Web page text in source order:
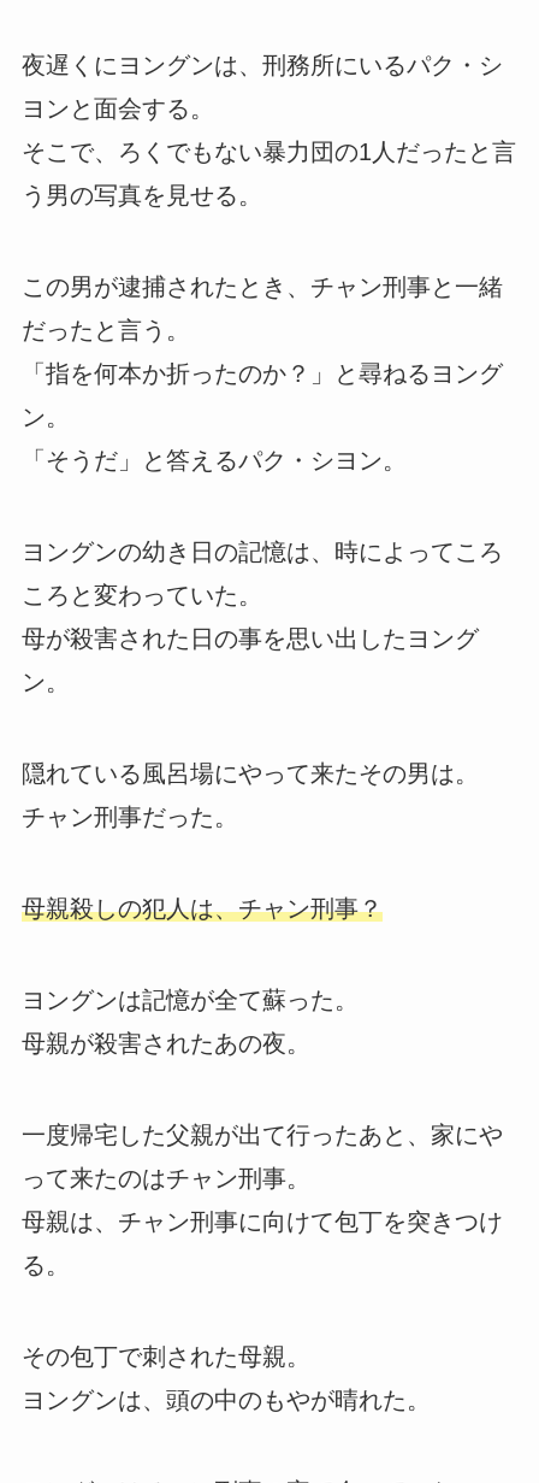
夜遅くにヨングンは、刑務所にいるパク・シ
ヨンと面会する。
そこで、ろくでもない暴力団の1人だったと言
う男の写真を見せる。
この男が逮捕されたとき、チャン刑事と一緒
だったと言う。
「指を何本か折ったのか？」と尋ねるヨング
ン。
「そうだ」と答えるパク・シヨン。
ヨングンの幼き日の記憶は、時によってころ
ころと変わっていた。
母が殺害された日の事を思い出したヨング
ン。
隠れている風呂場にやって来たその男は。
チャン刑事だった。
母親殺しの犯人は、チャン刑事？
ヨングンは記憶が全て蘇った。
母親が殺害されたあの夜。
一度帰宅した父親が出て行ったあと、家にや
って来たのはチャン刑事。
母親は、チャン刑事に向けて包丁を突きつけ
る。
その包丁で刺された母親。
ヨングンは、頭の中のもやが晴れた。